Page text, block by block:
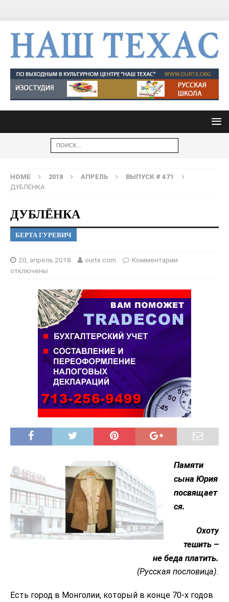
HOME 2018 АПРЕЛЬ
ВЫПУСК # 471
ДУБЛЁНКА
ДУБЛЁНКА
БЕРТА ГУРЕВИЧ
20, апрель 2018 ourtx.com
Комментарии
отключены
Памяти
сына Юрия
посвящает
ся.
Охоту
тешить –
не беда платить.
(Русская пословица).
Есть город в Монголии, который в конце 70-х годов